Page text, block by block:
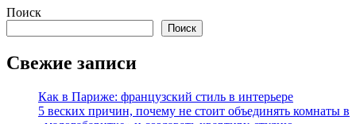
Поиск
Поиск
Свежие записи
Как в Париже: французский стиль в интерьере
5 веских причин, почему не стоит объединять комнаты в